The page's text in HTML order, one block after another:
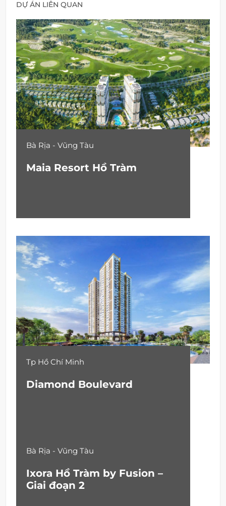
DỰ ÁN LIÊN QUAN
Bà Rịa - Vũng Tàu
Maia Resort Hồ Tràm
Tp Hồ Chí Minh
Diamond Boulevard
Bà Rịa - Vũng Tàu
Ixora Hồ Tràm by Fusion –
Giai đoạn 2